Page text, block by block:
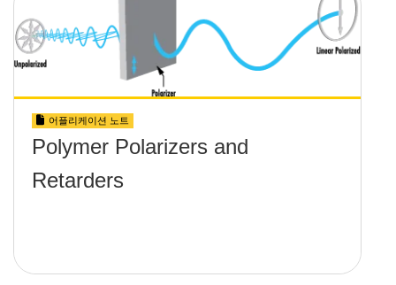
어플리케이션 노트
Polymer Polarizers and
Retarders